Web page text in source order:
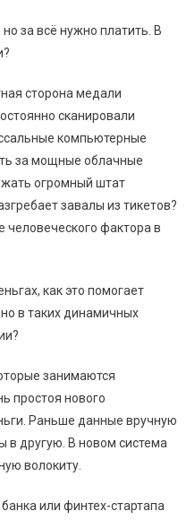
за всё нужно платить. В
сторона медали
сканировали
компьютерные
за мощные облачные
огромный штат
завалы из тикетов?
фактора в
как это помогает
в таких динамичных
занимаются
простоя нового
Раньше данные вручную
в другую. В новом система
волокиту.
или финтех-стартапа